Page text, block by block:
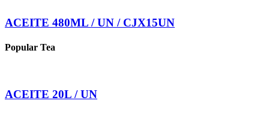
ACEITE 480ML / UN / CJX15UN
Popular Tea
ACEITE 20L / UN